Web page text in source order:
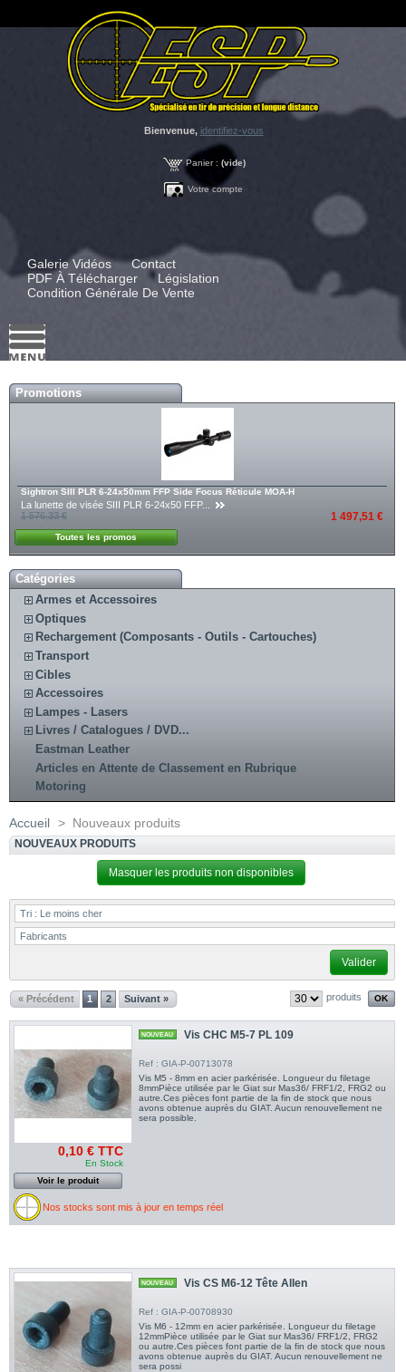
Bienvenue, identifiez-vous
Panier : (vide)
Votre compte
Galerie Vidéos
Contact
PDF À Télécharger
Législation
Condition Générale De Vente
Promotions
Sightron SIII PLR 6-24x50mm FFP Side Focus Réticule MOA-H
La lunette de visée SIII PLR 6-24x50 FFP...
1 576,33 €
1 497,51 €
Toutes les promos
Catégories
Armes et Accessoires
Optiques
Rechargement (Composants - Outils - Cartouches)
Transport
Cibles
Accessoires
Lampes - Lasers
Livres / Catalogues / DVD...
Eastman Leather
Articles en Attente de Classement en Rubrique
Motoring
Accueil > Nouveaux produits
NOUVEAUX PRODUITS
Masquer les produits non disponibles
Tri : Le moins cher
Fabricants
Valider
« Précédent 1 2 Suivant » produits
NOUVEAU Vis CHC M5-7 PL 109
Ref : GIA-P-00713078
Vis M5 - 8mm en acier parkérisée. Longueur du filetage
8mmPièce utilisée par le Giat sur Mas36/ FRF1/2, FRG2 ou
autre.Ces pièces font partie de la fin de stock que nous
avons obtenue auprès du GIAT. Aucun renouvellement ne
sera possible.
0,10 € TTC
En Stock
Voir le produit
Nos stocks sont mis à jour en temps réel
NOUVEAU Vis CS M6-12 Tête Allen
Ref : GIA-P-00708930
Vis M6 - 12mm en acier parkérisée. Longueur du filetage
12mmPièce utilisée par le Giat sur Mas36/ FRF1/2, FRG2
ou autre.Ces pièces font partie de la fin de stock que nous
avons obtenue auprès du GIAT. Aucun renouvellement ne
sera possi